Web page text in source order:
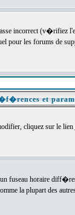
incorrect
pour les forums de
et
cliquez sur le lien
fuseau horaire
la plupart